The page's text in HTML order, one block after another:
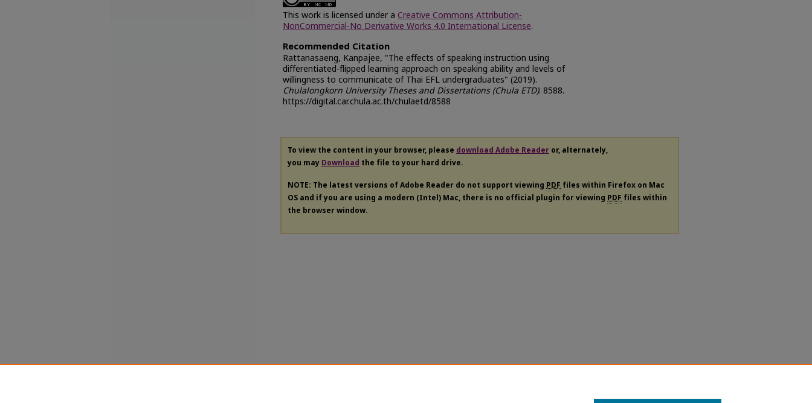
This work is licensed under a Creative Commons Attribution-
NonCommercial-No Derivative Works 4.0 International License.
Recommended Citation
Rattanasaeng, Kanpajee, "The effects of speaking instruction using
differentiated-flipped learning approach on speaking ability and levels of
willingness to communicate of Thai EFL undergraduates" (2019).
Chulalongkorn University Theses and Dissertations (Chula ETD). 8588.
https://digital.car.chula.ac.th/chulaetd/8588
To view the content in your browser, please download Adobe Reader or, alternately,
you may Download the file to your hard drive.
NOTE: The latest versions of Adobe Reader do not support viewing PDF files within Firefox on Mac
OS and if you are using a modern (Intel) Mac, there is no official plugin for viewing PDF files within
the browser window.